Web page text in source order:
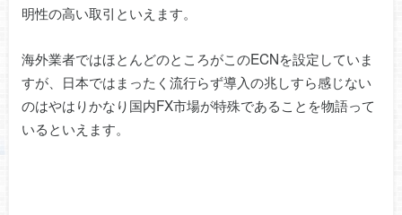
明性の高い取引といえます。
海外業者ではほとんどのところがこのECNを設定していま
すが、日本ではまったく流行らず導入の兆しすら感じない
のはやはりかなり国内FX市場が特殊であることを物語って
いるといえます。